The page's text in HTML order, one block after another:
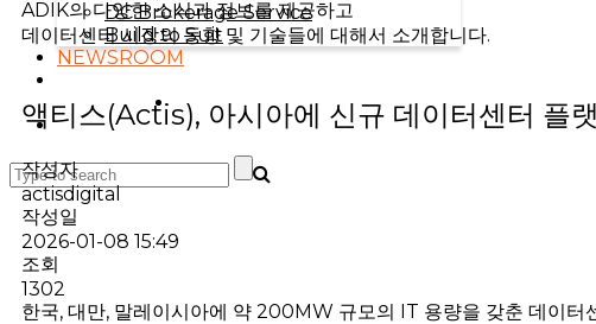
DC Brokerage Service
Build to Suit
NEWSROOM
KO
EN
ADIK의 다양한 소식과 정보를 제공하고
데이터센터 시장의 동향 및 기술들에 대해서 소개합니다.
액티스(Actis), 아시아에 신규 데이터센터 플랫
작성자
actisdigital
작성일
2026-01-08 15:49
조회
1302
한국, 대만, 말레이시아에 약 200MW 규모의 IT 용량을 갖춘 데이터